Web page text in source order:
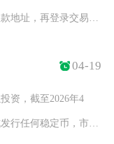
地址，再登录交易所
04-19
资，截至2026年4
行任何稳定币，市场